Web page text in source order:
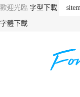
歡迎光臨 字型下載
字體下載